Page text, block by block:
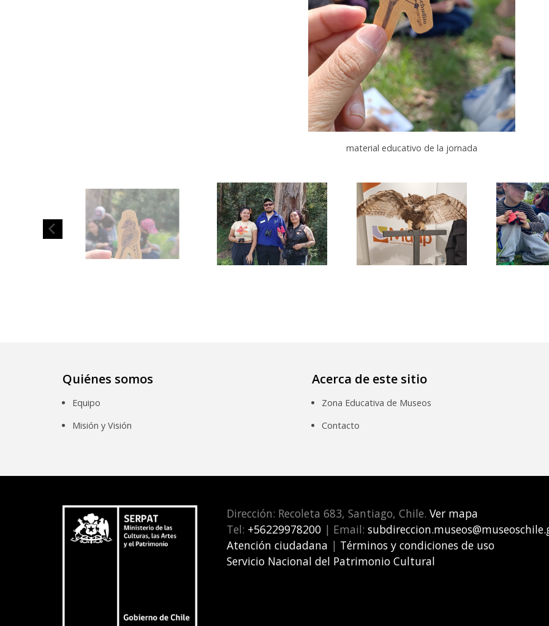
material educativo de la jornada
Quiénes somos
Equipo
Misión y Visión
Acerca de este sitio
Zona Educativa de Museos
Contacto
Dirección: Recoleta 683, Santiago, Chile. Ver mapa
Tel: +56229978200 | Email:
Atención ciudadana | Términos y condiciones de uso
Servicio Nacional del Patrimonio Cultural